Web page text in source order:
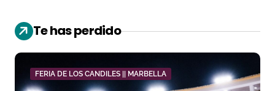
Te has perdido
FERIA DE LOS CANDILES || MARBELLA